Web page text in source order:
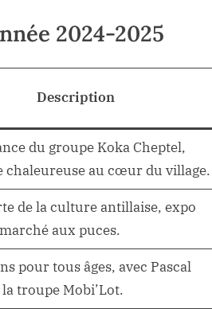
2024-2025
Description
du groupe Koka Cheptel,
chaleureuse au cœur du village.
de la culture antillaise, expo
aux puces.
pour tous âges, avec Pascal
troupe Mobi’Lot.